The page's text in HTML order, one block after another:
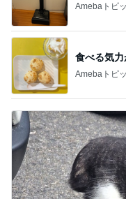
Amebaトピ
食べる気
Amebaトピ